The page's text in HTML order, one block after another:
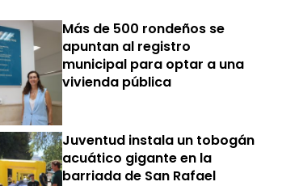
Más de 500 rondeños se
apuntan al registro
municipal para optar a una
vivienda pública
Juventud instala un tobogán
acuático gigante en la
barriada de San Rafael